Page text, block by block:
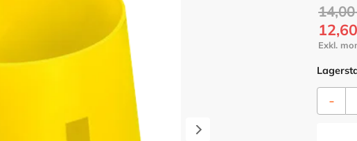
12,60
14,00
-